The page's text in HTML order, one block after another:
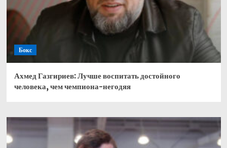
Бокс
Ахмед Газгириев: Лучше воспитать достойного
человека, чем чемпиона-негодяя